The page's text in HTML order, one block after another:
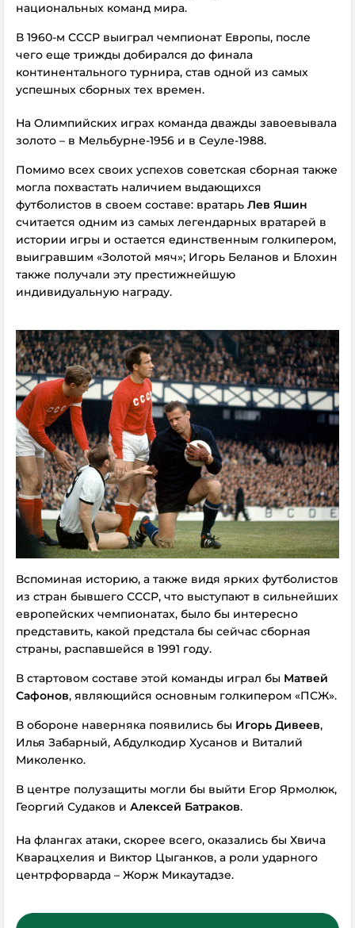
национальных команд мира.
В 1960-м СССР выиграл чемпионат Европы, после
чего еще трижды добирался до финала
континентального турнира, став одной из самых
успешных сборных тех времен.
На Олимпийских играх команда дважды завоевывала
золото – в Мельбурне-1956 и в Сеуле-1988.
Помимо всех своих успехов советская сборная также
могла похвастать наличием выдающихся
футболистов в своем составе: вратарь Лев Яшин
считается одним из самых легендарных вратарей в
истории игры и остается единственным голкипером,
выигравшим «Золотой мяч»; Игорь Беланов и Блохин
также получали эту престижнейшую
индивидуальную награду.
Вспоминая историю, а также видя ярких футболистов
из стран бывшего СССР, что выступают в сильнейших
европейских чемпионатах, было бы интересно
представить, какой предстала бы сейчас сборная
страны, распавшейся в 1991 году.
В стартовом составе этой команды играл бы Матвей
Сафонов, являющийся основным голкипером «ПСЖ».
В обороне наверняка появились бы Игорь Дивеев,
Илья Забарный, Абдулкодир Хусанов и Виталий
Миколенко.
В центре полузащиты могли бы выйти Егор Ярмолюк,
Георгий Судаков и Алексей Батраков.
На флангах атаки, скорее всего, оказались бы Хвича
Кварацхелия и Виктор Цыганков, а роли ударного
центрфорварда – Жорж Микаутадзе.